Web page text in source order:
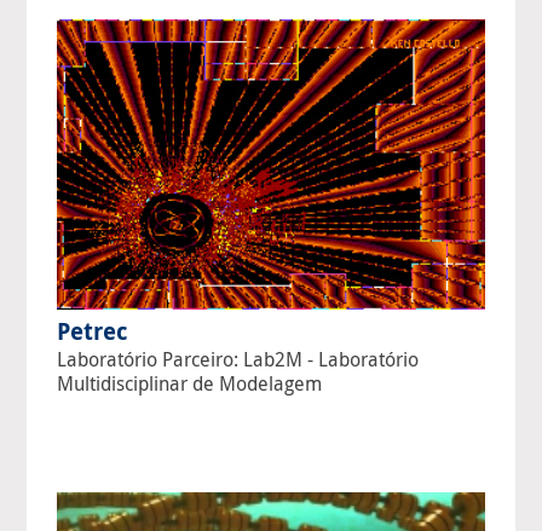
Petrec
Laboratório Parceiro: Lab2M - Laboratório
Multidisciplinar de Modelagem